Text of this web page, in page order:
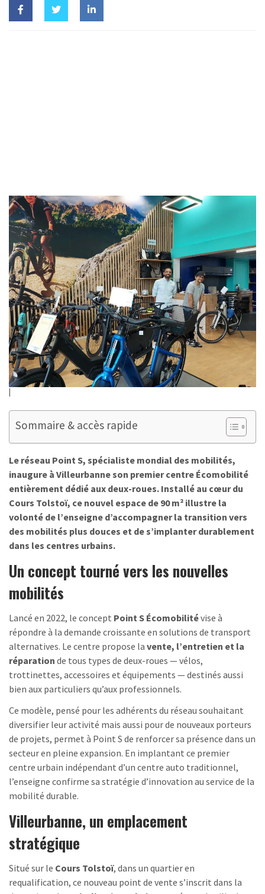
Sommaire & accès rapide
Le réseau Point S, spécialiste mondial des mobilités,
inaugure à Villeurbanne son premier centre Écomobilité
entièrement dédié aux deux-roues. Installé au cœur du
Cours Tolstoï, ce nouvel espace de 90 m² illustre la
volonté de l’enseigne d’accompagner la transition vers
des mobilités plus douces et de s’implanter durablement
dans les centres urbains.
Un concept tourné vers les nouvelles
mobilités
Lancé en 2022, le concept Point S Écomobilitévise à
répondre à la demande croissante en solutions de transport
alternatives. Le centre propose la vente, l’entretien et la
réparation de tous types de deux-roues — vélos,
trottinettes, accessoires et équipements — destinés aussi
bien aux particuliers qu’aux professionnels.
Ce modèle, pensé pour les adhérents du réseau souhaitant
diversifier leur activité mais aussi pour de nouveaux porteurs
de projets, permet à Point S de renforcer sa présence dans un
secteur en pleine expansion. En implantant ce premier
centre urbain indépendant d’un centre auto traditionnel,
l’enseigne confirme sa stratégie d’innovation au service de la
mobilité durable.
Villeurbanne, un emplacement
stratégique
Situé sur le Cours Tolstoï, dans un quartier en
requalification, ce nouveau point de vente s’inscrit dans la